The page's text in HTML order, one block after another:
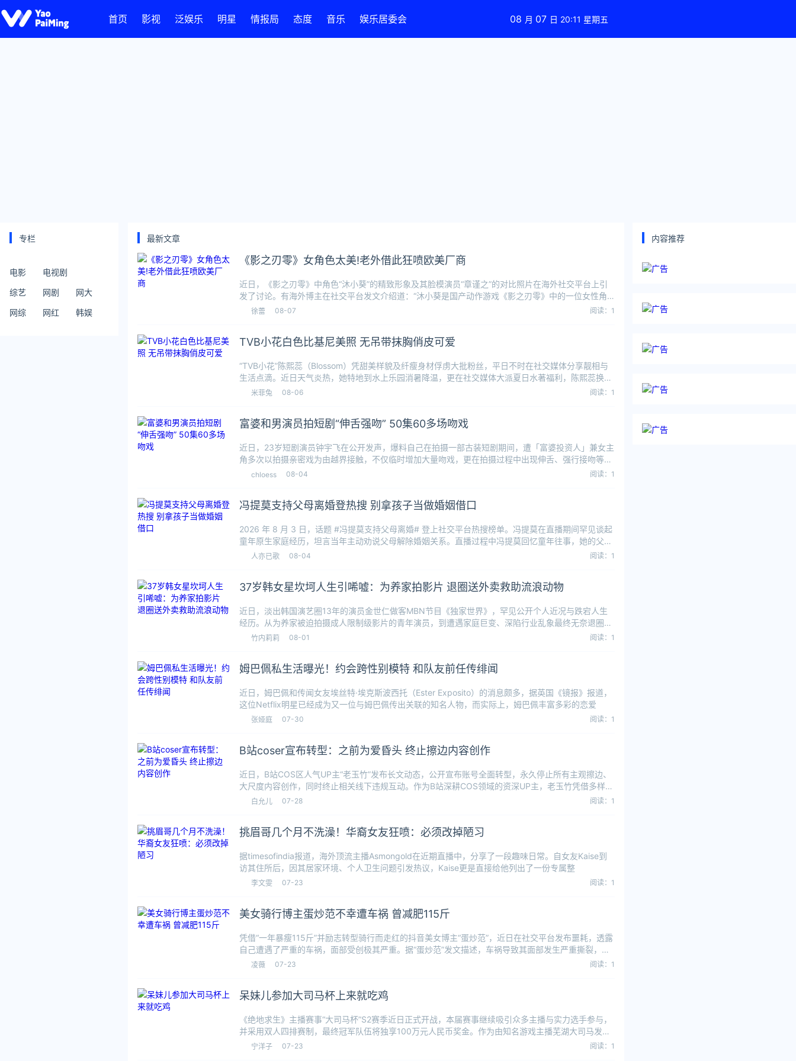
首页 影视 泛娱乐 明星 情报局 态度 音乐 娱乐居委会 08 月 07 日 20:11 星期五
专栏
电影
电视剧
综艺
网剧
网大
网综
网红 韩娱
最新文章
《影之刃零》女角色太美!老外借此狂喷欧美厂商
近日，《影之刃零》中角色“沐小葵”的精致形象及其脸模演员“章谨之”的对比照片在海外社交平台上引
发了讨论。有海外博主在社交平台发文介绍道：“沐小葵是国产动作游戏《影之刃零》中的一位女性角
色，其脸模由演员
徐蕾 08-07 阅读：1
TVB小花白色比基尼美照 无吊带抹胸俏皮可爱
“TVB小花”陈熙蕊（Blossom）凭甜美样貌及纤瘦身材俘虏大批粉丝，平日不时在社交媒体分享靓相与
生活点滴。近日天气炎热，她特地到水上乐园消暑降温，更在社交媒体大派夏日水著福利，陈熙蕊换上
一套纯白抹
米菲兔 08-06 阅读：1
富婆和男演员拍短剧“伸舌强吻” 50集60多场吻戏
近日，23岁短剧演员钟宇飞在公开发声，爆料自己在拍摄一部古装短剧期间，遭「富婆投资人」兼女主
角多次以拍摄亲密戏为由越界接触，不仅临时增加大量吻戏，更在拍摄过程中出现伸舌、强行接吻等行
为。钟宇飞表示，该
chloess 08-04 阅读：1
冯提莫支持父母离婚登热搜 别拿孩子当做婚姻借口
2026 年 8 月 3 日，话题 #冯提莫支持父母离婚# 登上社交平台热搜榜单。冯提莫在直播期间罕见谈起
童年原生家庭经历，坦言当年主动劝说父母解除婚姻关系。直播过程中冯提莫回忆童年往事，她的父母
长期人亦已歌 08-04 阅读：1
37岁韩女星坎坷人生引唏嘘：为养家拍影片 退圈送外卖救助流浪动物
近日，淡出韩国演艺圈13年的演员金世仁做客MBN节目《独家世界》，罕见公开个人近况与跌宕人生
经历。从为养家被迫拍摄成人限制级影片的青年演员，到遭遇家庭巨变、深陷行业乱象最终无奈退圈，
再到如今扎根乡村、
竹内莉莉 08-01 阅读：1
姆巴佩私生活曝光！约会跨性别模特 和队友前任传绯闻
近日，姆巴佩和传闻女友埃丝特·埃克斯波西托（Ester Exposito）的消息颇多，据英国《镜报》报道，
这位Netflix明星已经成为又一位与姆巴佩传出关联的知名人物，而实际上，姆巴佩丰富多彩的恋爱
张娅庭 07-30 阅读：1
B站coser宣布转型：之前为爱昏头 终止擦边内容创作
近日，B站COS区人气UP主“老玉竹”发布长文动态，公开宣布账号全面转型，永久停止所有主观擦边、
大尺度内容创作，同时终止相关线下违规互动。作为B站深耕COS领域的资深UP主，老玉竹凭借多样的
二次元角色
白允儿 07-28 阅读：1
挑眉哥几个月不洗澡！华裔女友狂喷：必须改掉陋习
据timesofindia报道，海外顶流主播Asmongold在近期直播中，分享了一段趣味日常。自女友Kaise到
访其住所后，因其居家环境、个人卫生问题引发热议，Kaise更是直接给他列出了一份专属整
李文雯 07-23 阅读：1
美女骑行博主蛋炒范不幸遭车祸 曾减肥115斤
凭借“一年暴瘦115斤”并励志转型骑行而走红的抖音美女博主“蛋炒范”，近日在社交平台发布噩耗，透露
自己遭遇了严重的车祸，面部受创极其严重。据“蛋炒范”发文描述，车祸导致其面部发生严重撕裂，鼻
子被整个撞
凌薇 07-23 阅读：1
呆妹儿参加大司马杯上来就吃鸡
《绝地求生》主播赛事“大司马杯”S2赛季近日正式开战，本届赛事继续吸引众多主播与实力选手参与，
并采用双人四排赛制，最终冠军队伍将独享100万元人民币奖金。作为由知名游戏主播芜湖大司马发起
的电竞赛事，大
宁洋子 07-23 阅读：1
内容推荐